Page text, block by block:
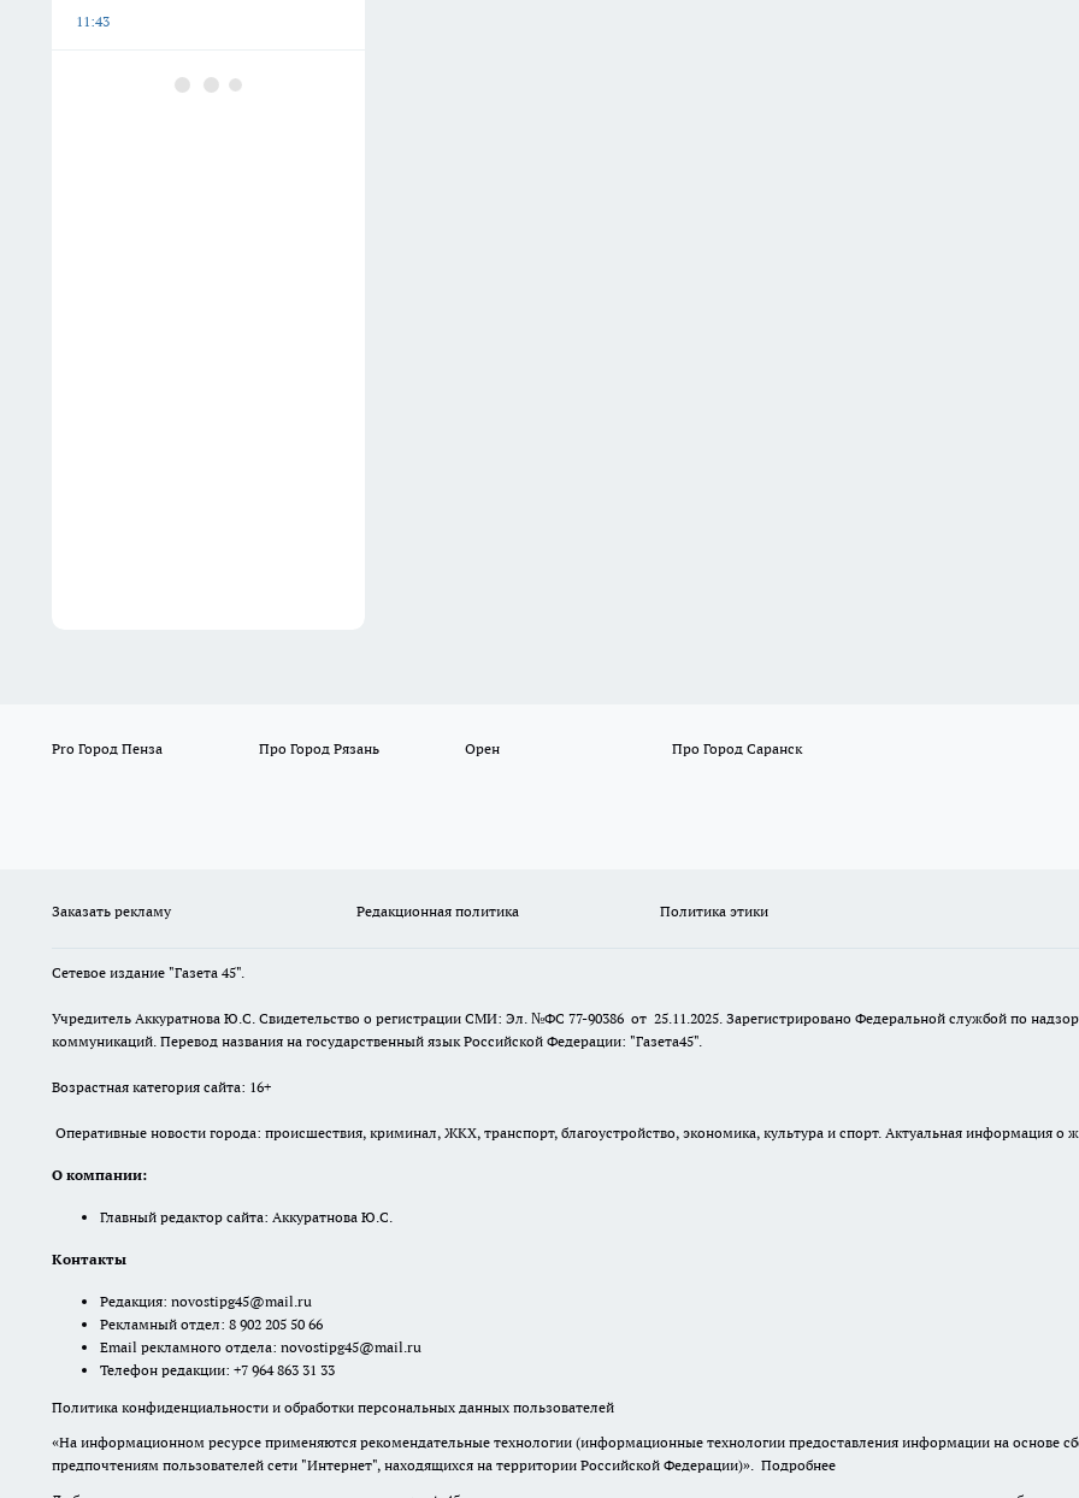
11:43
Яичную скорлупу везу на
Pro Город Пенза Про Город Рязань Орен Про Город Саранск
Заказать рекламу Редакционная политика Политика этики
Сетевое издание "Газета 45".
Учредитель Аккуратнова Ю.С. Свидетельство о регистрации СМИ: Эл. №ФС 77-90386 от 25.11.2025. Зарегистрировано Федеральной службой по
коммуникаций. Перевод названия на государственный язык Российской Федерации: "Газета45".
Возрастная категория сайта: 16+
Оперативные новости города: происшествия, криминал, ЖКХ, транспорт, благоустройство, экономика, культура и спорт. Актуальная информация о
О компании:
Главный редактор сайта: Аккуратнова Ю.С.
Контакты
Редакция: novostipg45@mail.ru
Рекламный отдел: 8 902 205 50 66
Email рекламного отдела: novostipg45@mail.ru
Телефон редакции: +7 964 863 31 33
Политика конфиденциальности и обработки персональных данных пользователей
«На информационном ресурсе применяются рекомендательные технологии (информационные технологии предоставления информации на основе
предпочтениям пользователей сети "Интернет", находящихся на территории Российской Федерации)». Подробнее